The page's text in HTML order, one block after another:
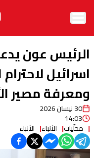
الرئيسية
الأخبار
آراء
فيديو
مواقف
وليد جنبلاط
الرئيس عون
اسرائيل
ومعرفة مصير
30 نيسان 2026
14:03
محلّيات الأنباء الأنباء